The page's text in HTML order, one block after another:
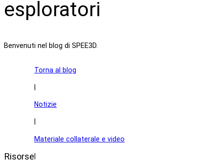
esploratori
Benvenuti nel blog di SPEE3D.
Risorse
Torna al blog
Notizie
Materiale collaterale e video